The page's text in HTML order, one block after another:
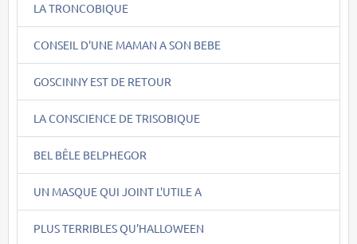
LA TRONCOBIQUE
CONSEIL D'UNE MAMAN A SON BEBE
GOSCINNY EST DE RETOUR
LA CONSCIENCE DE TRISOBIQUE
BEL BÊLE BELPHEGOR
UN MASQUE QUI JOINT L'UTILE A
PLUS TERRIBLES QU'HALLOWEEN